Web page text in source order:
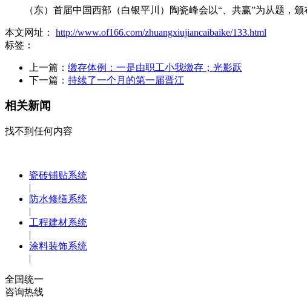
（东）首届中国西部（白银平川）陶瓷峰会以“、共赢”为从题，颁
本文网址： http://www.of166.com/zhuangxiujiancaibaike/133.html
标签：
上一篇： 缴存体例：一是由职工小我缴存；光影跃
下一篇： 持续了一个月的第一届晋江
相关新闻
找不到任何内容
瓷砖铺贴系统
|
防水修缮系统
|
工程建材系统
|
涂料装饰系统
|
全国统一
咨询热线